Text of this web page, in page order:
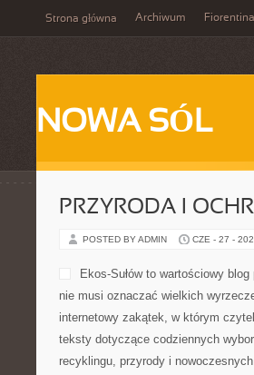
Strona główna Archiwum Fiorentina
NOWA SÓL
PRZYRODA I
POSTED BY ADMIN CZE - 27 -
Ekos-Sułów to wartościowy
nie musi oznaczać wielkich
internetowy zakątek, w którym
teksty dotyczące codziennych
recyklingu, przyrody i